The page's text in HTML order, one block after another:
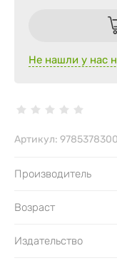
Не нашли у нас
Артикул:
Производитель
Возраст
Издательство